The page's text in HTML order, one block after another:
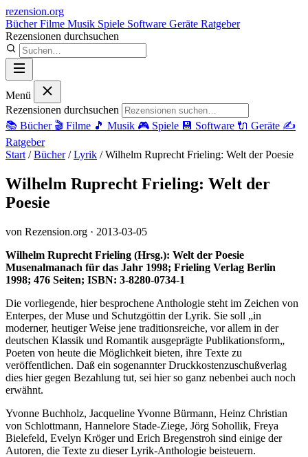
rezension.org
BücherFilme Musik Spiele Software Geräte Ratgeber
Rezensionen durchsuchen
Menü
Rezensionen durchsuchen
📚 Bücher 🎬 Filme 🎵 Musik 🎮 Spiele 💾 Software 🔌 Geräte ✍️
Ratgeber
Start / Bücher / Lyrik / Wilhelm Ruprecht Frieling: Welt der Poesie
Wilhelm Ruprecht Frieling: Welt der
Poesie
von Rezension.org · 2013-03-05
Wilhelm Ruprecht Frieling (Hrsg.): Welt der Poesie
Musenalmanach für das Jahr 1998; Frieling Verlag Berlin
1998; 476 Seiten; ISBN: 3-8280-0734-1
Die vorliegende, hier besprochene Anthologie steht im Zeichen von
Enterpes, der Muse und Schutzgöttin der Lyrik. Sie soll „in
moderner, heutiger Weise jene traditionsreiche, vor allem in der
deutschen Klassik und Romantik ausgeprägte Publikationsform„
Poeten von heute die Möglichkeit bieten, ihre Texte zu
veröffentlichen. Daß ein sogenannter Druckkostenzuschußverlag
dies hier gegen Bezahlung tut, sei hier so ganz nebenbei auch noch
erwähnt.
Yvonne Buchholz, Jacqueline Yvonne Bürmann, Heinz Christian
von Schlottmann, Hannelore Stade-Ziege, Jörg Sohollik, Freya
Bielefeld, Evelyn Kröger und Erich Bregenstroh sind einige der
Autoren, die Texte zu dieser Lyrik-Anthologie beisteuern.